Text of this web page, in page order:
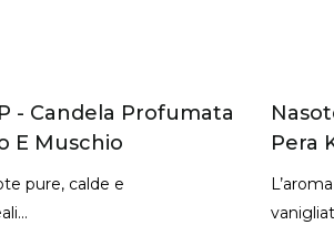
- Candela Profumata
E Muschio
pure, calde e
Pera